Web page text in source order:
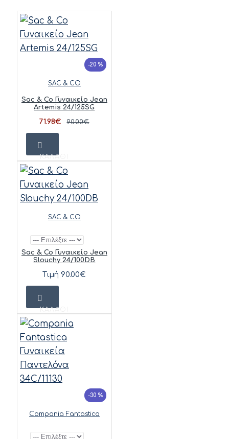
-20 %
SAC & CO
Sac & Co Γυναικείο Jean
Artemis 24/125SG
71.98€ 90.00€
ΚΑΛΆΘΙ
SAC & CO
Sac & Co Γυναικείο Jean
Slouchy 24/100DB
Τιμή 90.00€
ΚΑΛΆΘΙ
-30 %
Compania Fantastica